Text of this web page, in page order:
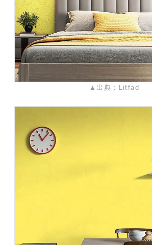
▲出典：Litfad